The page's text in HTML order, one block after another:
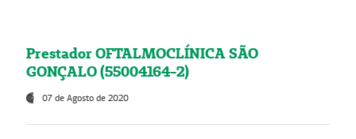
Prestador OFTALMOCLÍNICA SÃO
GONÇALO (55004164-2)
07 de Agosto de 2020